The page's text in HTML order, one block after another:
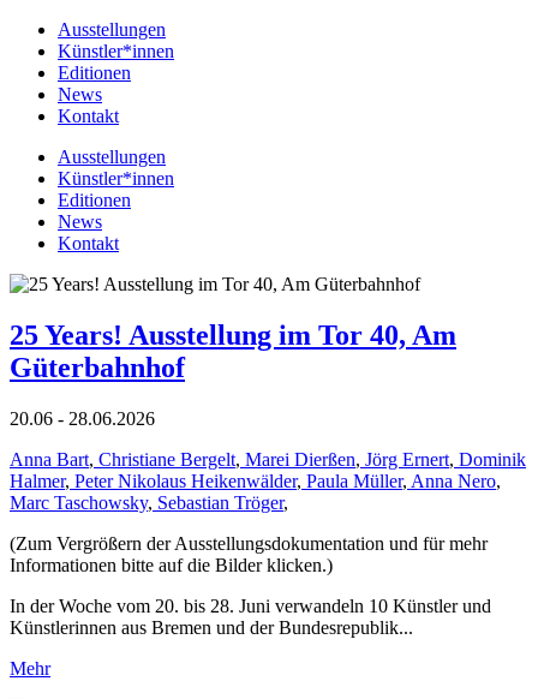
Ausstellungen
Künstler*innen
Editionen
News
Kontakt
Ausstellungen
Künstler*innen
Editionen
News
Kontakt
25 Years! Ausstellung im Tor 40, Am
Güterbahnhof
20.06 - 28.06.2026
Anna Bart, Christiane Bergelt, Marei Dierßen, Jörg Ernert, Dominik
Halmer, Peter Nikolaus Heikenwälder, Paula Müller, Anna Nero,
Marc Taschowsky, Sebastian Tröger,
(Zum Vergrößern der Ausstellungsdokumentation und für mehr
Informationen bitte auf die Bilder klicken.)
In der Woche vom 20. bis 28. Juni verwandeln 10 Künstler und
Künstlerinnen aus Bremen und der Bundesrepublik...
Mehr